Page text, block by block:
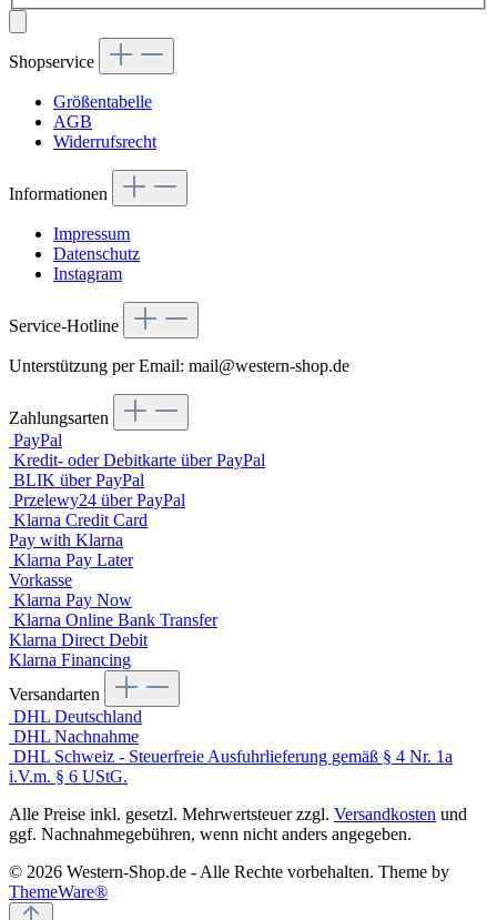
Shopservice
Größentabelle
AGB
Widerrufsrecht
Informationen
Impressum
Datenschutz
Instagram
Service-Hotline
Unterstützung per Email: mail@western-shop.de
Zahlungsarten
PayPal
Kredit- oder Debitkarte über PayPal
BLIK über PayPal
Przelewy24 über PayPal
Klarna Credit Card
Pay with Klarna
Klarna Pay Later
Vorkasse
Klarna Pay Now
Klarna Online Bank Transfer
Klarna Direct Debit
Klarna Financing
Versandarten
DHL Deutschland
DHL Nachnahme
DHL Schweiz - Steuerfreie Ausfuhrlieferung gemäß § 4 Nr. 1a
i.V.m. § 6 UStG.
Alle Preise inkl. gesetzl. Mehrwertsteuer zzgl. Versandkosten und
ggf. Nachnahmegebühren, wenn nicht anders angegeben.
© 2026 Western-Shop.de - Alle Rechte vorbehalten. Theme by
ThemeWare®